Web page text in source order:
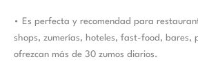
• Es perfecta y recomendad para
shops, zumerías, hoteles, fast-food, bares,
ofrezcan más de 30 zumos diarios.